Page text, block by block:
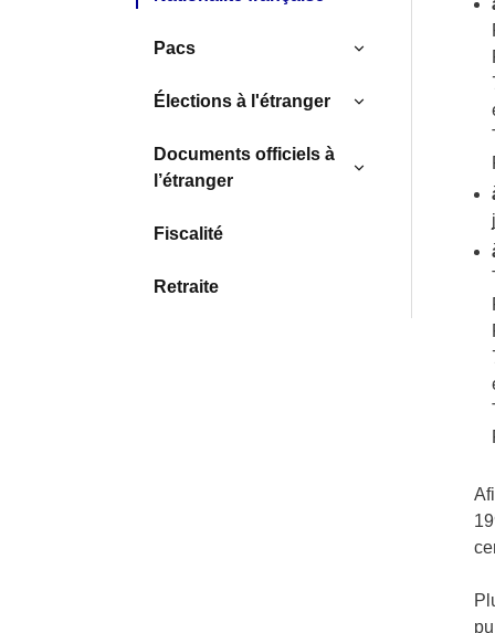
Contextuel
Megamenu
Pacs
Élections à l'étranger
Documents officiels à
l’étranger
Fiscalité
Retraite